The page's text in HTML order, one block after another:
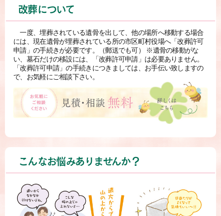
改葬について
一度、埋葬されている遺骨を出して、他の場所へ移動する場合
には、現在遺骨が埋葬されている所の市区町村役場へ「改葬許可
申請」の手続きが必要です。（郵送でも可） ※遺骨の移動がな
い、墓石だけの移設には、「改葬許可申請」は必要ありません。
「改葬許可申請」の手続きにつきましては、お手伝い致しますの
で、お気軽にご相談下さい。
こんなお悩みありませんか？